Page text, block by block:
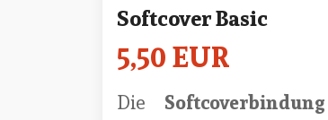
Softcover Basic
5,50 EUR
Die Softcoverbindung